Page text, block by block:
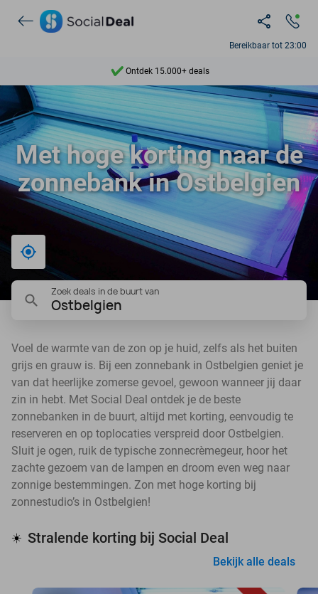
Bereikbaar tot 23:00
7 dagen per week beschikbaar
10+ miljoen leden
9,4
Ontdek 15.000+ deals
Met hoge korting naar de
zonnebank in Ostbelgien
Zoek deals in de buurt van
Ostbelgien
Voel de warmte van de zon op je huid, zelfs als het buiten
grijs en grauw is. Bij een zonnebank in Ostbelgien geniet je
van dat heerlijke zomerse gevoel, gewoon wanneer jij daar
zin in hebt. Met Social Deal ontdek je de beste
zonnebanken in de buurt, altijd met korting, eenvoudig te
reserveren en op toplocaties verspreid door Ostbelgien.
Sluit je ogen, ruik de typische zonnecrèmegeur, hoor het
zachte gezoem van de lampen en droom even weg naar
zonnige bestemmingen. Zon met hoge korting bij
zonnestudio’s in Ostbelgien!
☀️ Stralende korting bij Social Deal
Bekijk alle deals